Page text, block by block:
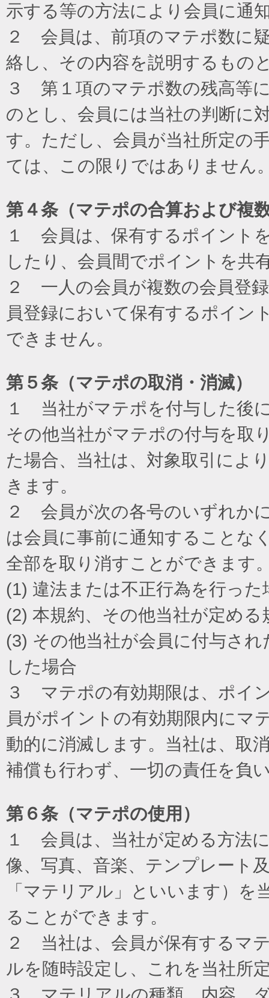
示する等の方法により会員に通
２ 会員は、前項のマテポ数に
絡し、その内容を説明するもの
３ 第１項のマテポ数の残高等
のとし、会員には当社の判断に
す。ただし、会員が当社所定の
ては、この限りではありません
第４条（マテポの合算および複
１ 会員は、保有するポイント
したり、会員間でポイントを共
２ 一人の会員が複数の会員登
員登録において保有するポイン
できません。
第５条（マテポの取消・消滅）
１ 当社がマテポを付与した後
その他当社がマテポの付与を取
た場合、当社は、対象取引によ
きます。
２ 会員が次の各号のいずれか
は会員に事前に通知することな
全部を取り消すことができます
(1) 違法または不正行為を行った
(2) 本規約、その他当社が定め
(3) その他当社が会員に付与さ
した場合
３ マテポの有効期限は、ポイ
員がポイントの有効期限内にマ
動的に消滅します。当社は、取
補償も行わず、一切の責任を負
第６条（マテポの使用）
１ 会員は、当社が定める方法
像、写真、音楽、テンプレート
「マテリアル」といいます）
ることができます。
２ 当社は、会員が保有するマ
ルを随時設定し、これを当社所